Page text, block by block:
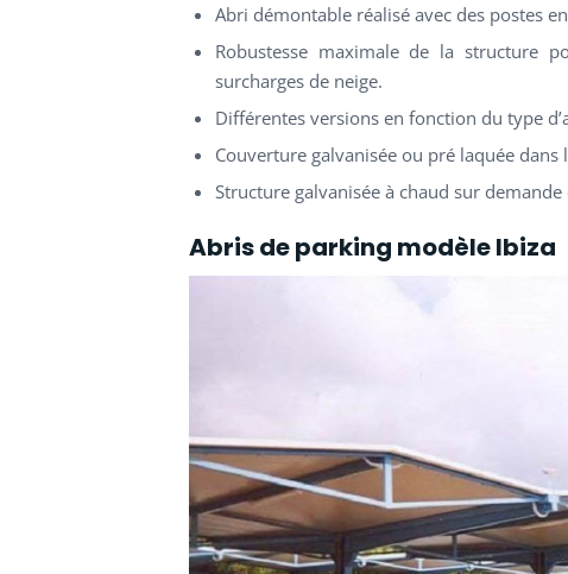
Abri démontable réalisé avec des postes
Robustesse maximale de la structure
surcharges de neige.
Différentes versions en fonction du type
Couverture galvanisée ou pré laquée
Structure galvanisée à chaud sur
Abris de parking modèle Ibiza